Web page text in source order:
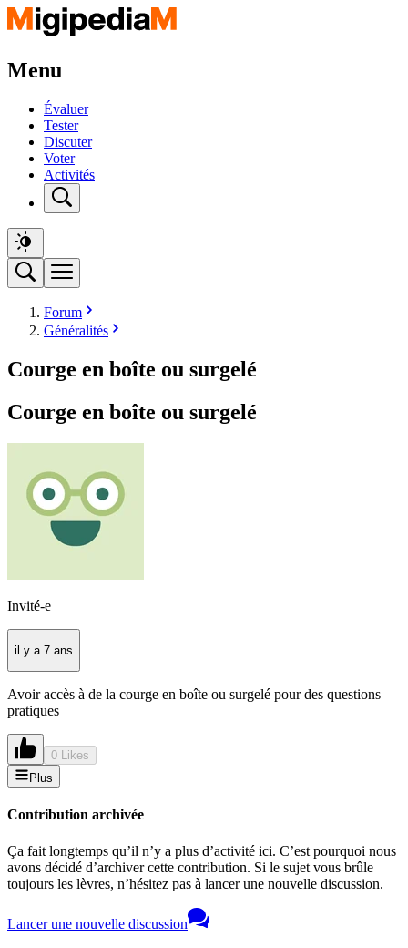
Menu
Évaluer
Tester
Discuter
Voter
Activités
Forum
Généralités
Courge en boîte ou surgelé
Courge en boîte ou surgelé
Invité-e
il y a 7 ans
Avoir accès à de la courge en boîte ou surgelé pour des questions
pratiques
0 Likes
Plus
Contribution archivée
Ça fait longtemps qu’il n’y a plus d’activité ici. C’est pourquoi nous
avons décidé d’archiver cette contribution. Si le sujet vous brûle
toujours les lèvres, n’hésitez pas à lancer une nouvelle discussion.
Lancer une nouvelle discussion